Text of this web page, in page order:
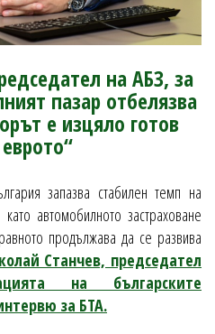
на АБЗ, за
пазар отбелязва
е изцяло готов
запазва стабилен темп на
автомобилното застраховане
продължава да се развива
Станчев, председател
на българските
за БТА.